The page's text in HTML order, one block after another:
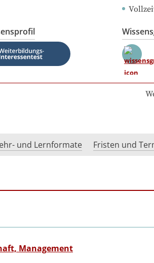
und Lernformate Fristen und
Management